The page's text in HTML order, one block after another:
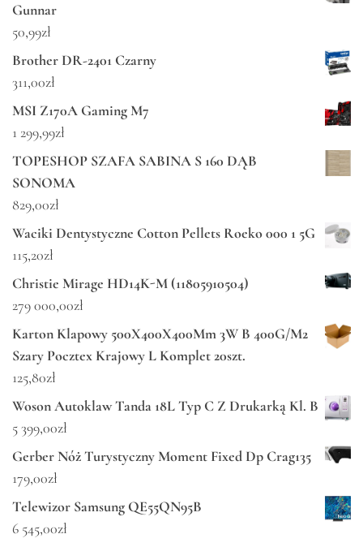
Gunnar
50,99zł
Brother DR-2401 Czarny
311,00zł
MSI Z170A Gaming M7
1 299,99zł
TOPESHOP SZAFA SABINA S 160 DĄB
SONOMA
829,00zł
Waciki Dentystyczne Cotton Pellets Roeko 000 1 5G
115,20zł
Christie Mirage HD14K-M (11805910504)
279 000,00zł
Karton Klapowy 500X400X400Mm 3W B 400G/M2
Szary Pocztex Krajowy L Komplet 20szt.
125,80zł
Woson Autoklaw Tanda 18L Typ C Z Drukarką Kl. B
5 399,00zł
Gerber Nóż Turystyczny Moment Fixed Dp Crag135
179,00zł
Telewizor Samsung QE55QN95B
6 545,00zł